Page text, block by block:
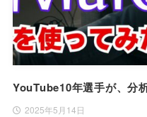
YouTube10年選手が、分
2025年5月14日